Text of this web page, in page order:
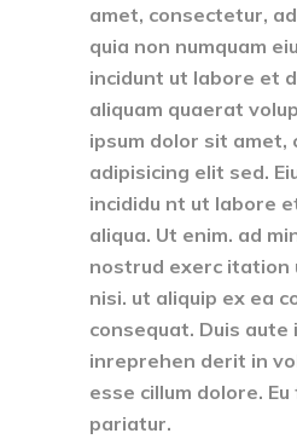
amet, consectetur,
quia non numquam
incidunt ut labore et
aliquam quaerat
ipsum dolor sit amet,
adipisicing elit sed.
incididu nt ut labore
aliqua. Ut enim. ad
nostrud exerc itation
nisi. ut aliquip ex ea
consequat. Duis aute
inreprehen derit in
esse cillum dolore.
pariatur.